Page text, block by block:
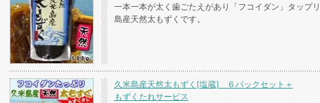
一本一本が太く歯ごたえがあり「フコイダン」タップ
島産天然太もずくです。
久米島産天然太もずく[塩蔵] ６パックセット＋
もずくたれサービス